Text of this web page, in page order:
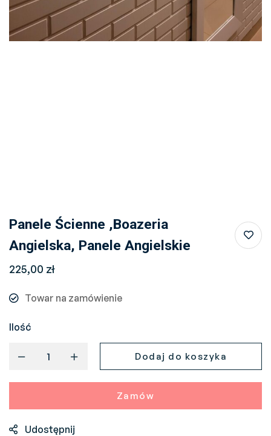
Panele Ścienne ,boazeria
Angielska, Panele Angielskie
225,00 zł
Towar na zamówienie
Ilość
Dodaj do koszyka
Zamów
Udostępnij